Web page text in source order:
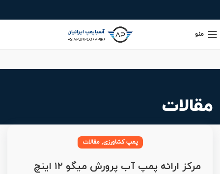
منو
مقالات
پمپ کشاورزی,مقالات
مرکز ارائه پمپ آب پرورش میگو ۱۲ اینچ